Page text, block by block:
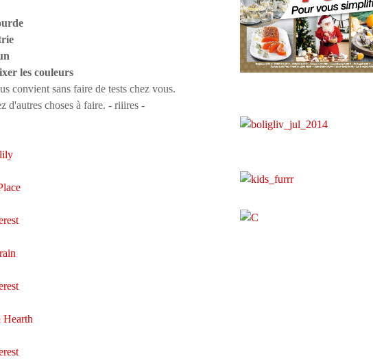
les couleurs
convient sans faire de tests chez vous.
d'autres choses à faire. - riiires -